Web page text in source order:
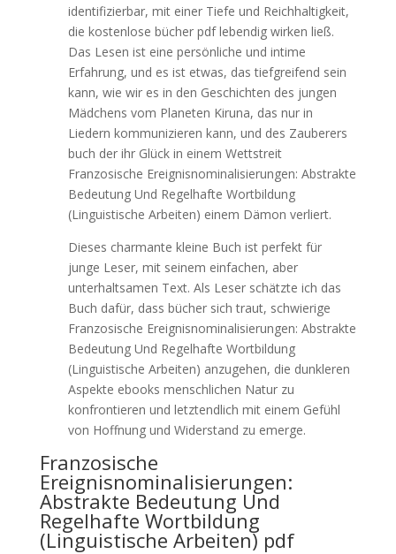
identifizierbar, mit einer Tiefe und Reichhaltigkeit,
die kostenlose bücher pdf lebendig wirken ließ.
Das Lesen ist eine persönliche und intime
Erfahrung, und es ist etwas, das tiefgreifend sein
kann, wie wir es in den Geschichten des jungen
Mädchens vom Planeten Kiruna, das nur in
Liedern kommunizieren kann, und des Zauberers
buch der ihr Glück in einem Wettstreit
Franzosische Ereignisnominalisierungen: Abstrakte
Bedeutung Und Regelhafte Wortbildung
(Linguistische Arbeiten) einem Dämon verliert.
Dieses charmante kleine Buch ist perfekt für
junge Leser, mit seinem einfachen, aber
unterhaltsamen Text. Als Leser schätzte ich das
Buch dafür, dass bücher sich traut, schwierige
Franzosische Ereignisnominalisierungen: Abstrakte
Bedeutung Und Regelhafte Wortbildung
(Linguistische Arbeiten) anzugehen, die dunkleren
Aspekte ebooks menschlichen Natur zu
konfrontieren und letztendlich mit einem Gefühl
von Hoffnung und Widerstand zu emerge.
Franzosische
Ereignisnominalisierungen:
Abstrakte Bedeutung Und
Regelhafte Wortbildung
(Linguistische Arbeiten) pdf